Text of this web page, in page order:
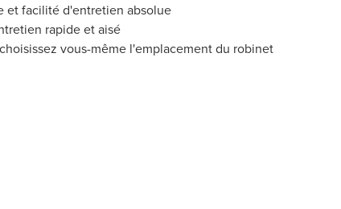
et facilité d'entretien absolue
rapide et aisé
vous-même l'emplacement du robinet